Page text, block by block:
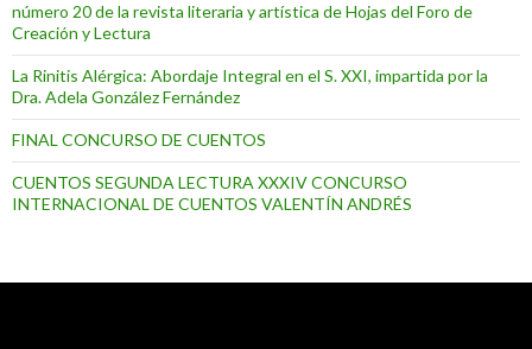
número 20 de la revista literaria y artística de Hojas del Foro de
Creación y Lectura
La Rinitis Alérgica: Abordaje Integral en el S. XXI, impartida por la
Dra. Adela González Fernández
FINAL CONCURSO DE CUENTOS
CUENTOS SEGUNDA LECTURA XXXIV CONCURSO
INTERNACIONAL DE CUENTOS VALENTÍN ANDRÉS